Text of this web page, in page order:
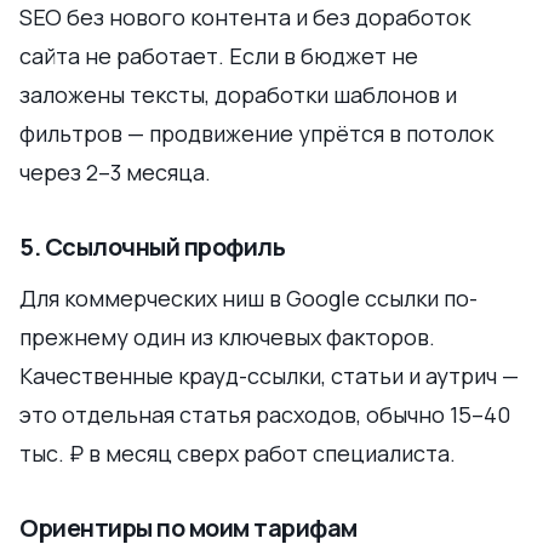
SEO без нового контента и без доработок
сайта не работает. Если в бюджет не
заложены тексты, доработки шаблонов и
фильтров — продвижение упрётся в потолок
через 2–3 месяца.
5. Ссылочный профиль
Для коммерческих ниш в Google ссылки по-
прежнему один из ключевых факторов.
Качественные крауд-ссылки, статьи и аутрич —
это отдельная статья расходов, обычно 15–40
тыс. ₽ в месяц сверх работ специалиста.
Ориентиры по моим тарифам